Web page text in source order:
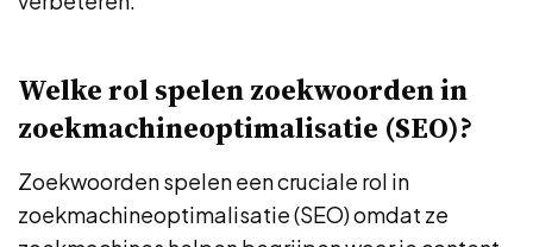
Welke rol spelen zoekwoorden in
zoekmachineoptimalisatie (SEO)?
Zoekwoorden spelen een cruciale rol in
zoekmachineoptimalisatie (SEO) omdat ze